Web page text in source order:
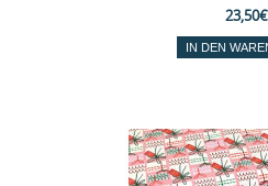
23,50€